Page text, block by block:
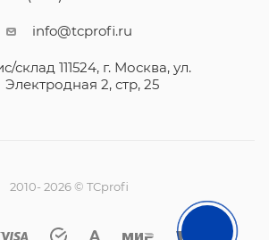
info@tcprofi.ru
склад 111524, г. Москва, ул.
Электродная 2, стр, 25
2010- 2026 © TCprofi